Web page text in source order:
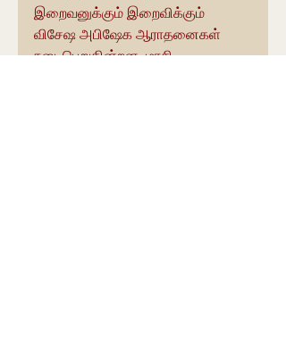
இறைவனுக்கும் இறைவிக்கும்
விசேஷ அபிஷேக ஆராதனைகள்
நடைபெறுகின்றன. மாசி